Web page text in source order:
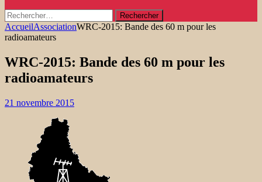
Rechercher :
AccueilAssociationWRC-2015: Bande des 60 m pour les
radioamateurs
WRC-2015: Bande des 60 m pour les
radioamateurs
21 novembre 2015